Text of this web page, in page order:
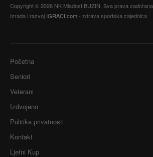
Copyright © 2026 NK Mladost BUZIN. Sva prava zadržana.
Izrada i razvoj IGRACI.com- zdrava sportska zajednica
Početna
Seniori
Veterani
Izdvojeno
Politika privatnosti
Kontakt
Ljetni Kup